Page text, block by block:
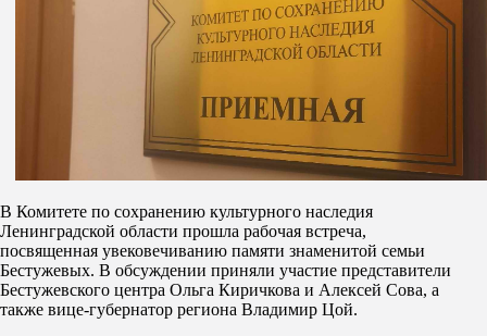
В Комитете по сохранению культурного наследия
Ленинградской области прошла рабочая встреча,
посвященная увековечиванию памяти знаменитой семьи
Бестужевых. В обсуждении приняли участие представители
Бестужевского центра Ольга Киричкова и Алексей Сова, а
также вице-губернатор региона Владимир Цой.